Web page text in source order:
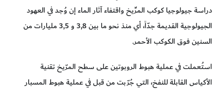
دراسة جيولوجيا كوكب المرِّيخ واقتفاء آثار الماء إن وُجد في العهود
الجيولوجية القديمة جدّاً، أي منذ نحو ما بين 3,8 و 3,5 مليارات من
السنين فوق الكوكب الأحمر.
استُعملت في عملية هبوط الروبوتين على سطح المرّيخ تقنية
الأكياس القابلة للنفخ، التي جُرّبت من قبل في عملية هبوط المسبار